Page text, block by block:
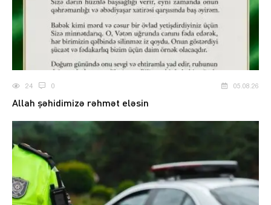
24 0 05.08.26
Allah şəhidimizə rəhmət eləsin